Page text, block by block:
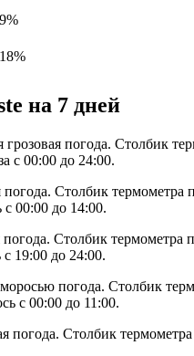
9%
18%
на 7 дней
грозовая погода. Столбик
с 00:00 до 24:00.
погода. Столбик
00:00 до 14:00.
погода. Столбик
19:00 до 24:00.
погода. Столбик
с 00:00 до 11:00.
погода. Столбик